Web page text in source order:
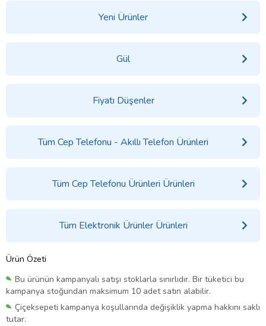
Yeni Ürünler
Gül
Fiyatı Düşenler
Tüm Cep Telefonu - Akıllı Telefon Ürünleri
Tüm Cep Telefonu Ürünleri Ürünleri
Tüm Elektronik Ürünler Ürünleri
Ürün Özeti
Bu ürünün kampanyalı satışı stoklarla sınırlıdır. Bir tüketici bu
kampanya stoğundan maksimum 10 adet satın alabilir.
Çiçeksepeti kampanya koşullarında değişiklik yapma hakkını saklı
tutar.